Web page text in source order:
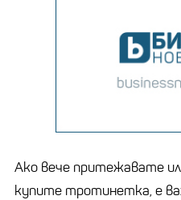
Ако вече притежавате
купите тротинетка, е